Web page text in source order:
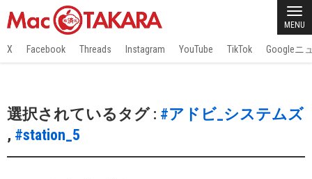
MENU
X Facebook Threads Instagram YouTube TikTok Googleニ
選択されているタグ : #アドビ_システムズ
, #station_5